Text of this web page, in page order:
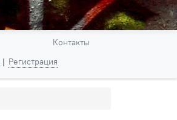
Контакты
Регистрация